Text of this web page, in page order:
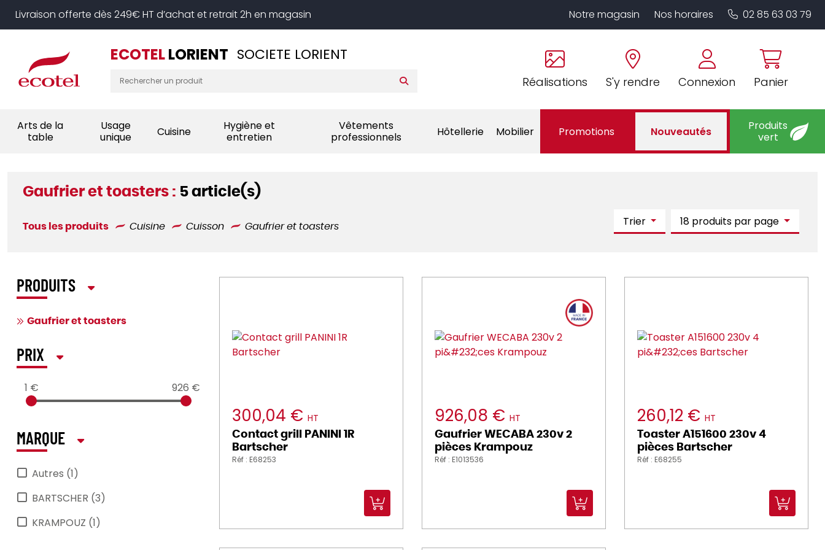
Livraison offerte dès 249€ HT d’achat et retrait 2h en magasin
Réalisations S'y rendre Connexion Panier
ECOTELLORIENT SOCIETE LORIENT
Notre magasin Nos horaires 02 85 63 03 79
Arts de la
table
Usage
unique
Cuisine
Hygiène et
entretien
Vêtements
professionnels
Hôtellerie Mobilier Promotions Nouveautés
Produits
vert
Gaufrier et toasters : 5 article(s)
Tous les produits Cuisine Cuisson Gaufrier et toasters Trier 18 produits par page
PRODUITS
Gaufrier et toasters
PRIX
1 € 926 €
MARQUE
Autres (1)
BARTSCHER (3)
KRAMPOUZ (1)
300,04 € HT
Contact grill PANINI 1R
Bartscher
Réf : E68253
926,08 € HT
Gaufrier WECABA 230v 2
pièces Krampouz
Réf : E1013536
260,12 € HT
Toaster A151600 230v 4
pièces Bartscher
Réf : E68255
Panneau de gestion des cookies